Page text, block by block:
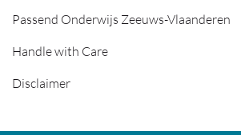
Passend Onderwijs Zeeuws-Vlaanderen
Handle with Care
Disclaimer